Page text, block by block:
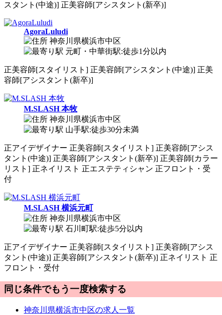
スタント(中途)] 正美容師[アシスタント(新卒)]
AgoraLuludi
神奈川県横浜市中区
元町・中華街駅:徒歩1分以内
正美容師[スタイリスト] 正美容師[アシスタント(中途)] 正美
容師[アシスタント(新卒)]
M.SLASH 本牧
神奈川県横浜市中区
山手駅:徒歩30分未満
正アイデザイナー 正美容師[スタイリスト] 正美容師[アシス
タント(中途)] 正美容師[アシスタント(新卒)] 正美容師[カラー
リスト] 正ネイリスト 正エステティシャン 正フロント・受
付
M.SLASH 横浜元町
神奈川県横浜市中区
石川町駅:徒歩5分以内
正アイデザイナー 正美容師[スタイリスト] 正美容師[アシス
タント(中途)] 正美容師[アシスタント(新卒)] 正ネイリスト 正
フロント・受付
同じ条件でもう一度検索する
神奈川県横浜市中区の求人一覧